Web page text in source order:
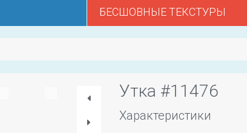
БЕСШОВНЫЕ ТЕКСТУРЫ
Утка #11476
Характеристики